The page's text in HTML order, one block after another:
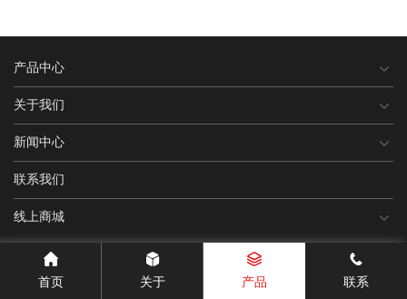
产品中心
关于我们
新闻中心
联系我们
线上商城
首页 关于 产品 联系